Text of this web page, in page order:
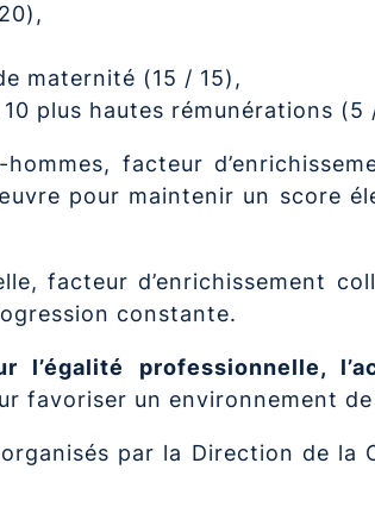
maternité (15 / 15),
plus hautes rémunérations (5
facteur
pour maintenir un score
facteur d’enrichissement
constante.
professionnelle,
favoriser un environnement
par la Direction de la